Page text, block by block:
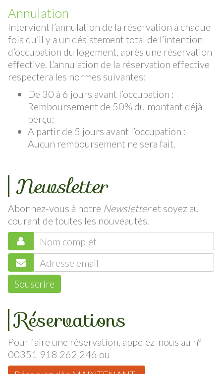
Annulation
Intervient l’annulation de la réservation à chaque
fois qu’il y a un désistement total de l’intention
d’occupation du logement, après une réservation
effective. L’annulation de la réservation effective
respectera les normes suivantes:
De 30 à 6 jours avant l’occupation :
Remboursement de 50% du montant déjà
perçu;
A partir de 5 jours avant l’occupation :
Aucun remboursement ne sera fait.
Newsletter
Abonnez-vous à notre Newsletteret soyez au
courant de toutes les nouveautés.
Souscrire
Réservations
Pour faire une réservation, appelez-nous au nº
00351 918 262 246 ou